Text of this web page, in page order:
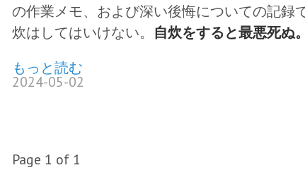
の作業メモ、および深い後悔についての記録
炊はしてはいけない。 自炊をすると最悪死ぬ。
もっと読む
2024-05-02
Page 1 of 1